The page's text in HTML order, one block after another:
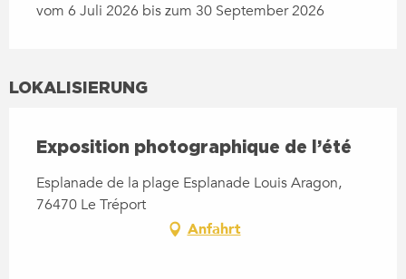
vom 6 Juli 2026 bis zum 30 September 2026
LOKALISIERUNG
Exposition photographique de l’été
Esplanade de la plage Esplanade Louis Aragon,
76470 Le Tréport
Anfahrt